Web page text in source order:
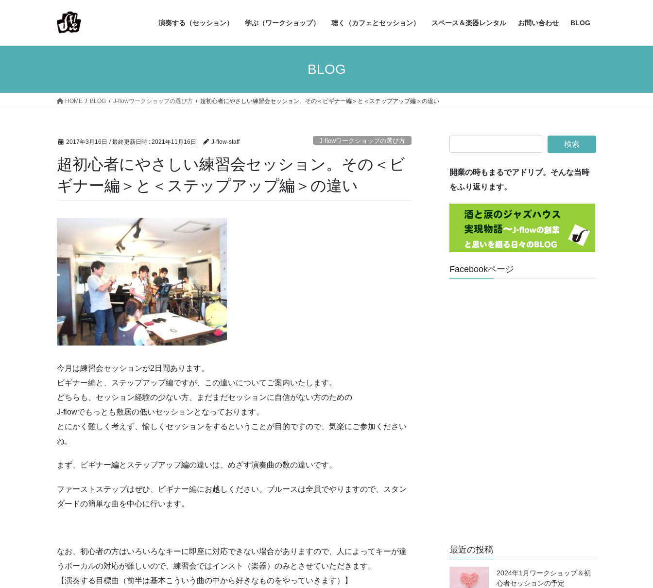
演奏する（セッション） 学ぶ（ワークショップ） 聴く（カフェとセッション） スペース＆楽器レンタル お問い合わせ BLOG
BLOG
HOME BLOG J-flowワークショップの選び方 超初心者にやさしい練習会セッション。その＜ビギナー編＞と＜ステップアップ編＞の違い
2017年3月16日 / 最終更新日時 : 2021年11月16日 J-flow-staff J-flowワークショップの選び方
超初心者にやさしい練習会セッション。その＜ビ
ギナー編＞と＜ステップアップ編＞の違い
今月は練習会セッションが2日間あります。
ビギナー編と、ステップアップ編ですが、この違いについてご案内いたします。
どちらも、セッション経験の少ない方、まだまだセッションに自信がない方のための
J-flowでもっとも敷居の低いセッションとなっております。
とにかく難しく考えず、愉しくセッションをするということが目的ですので、気楽にご参加ください
ね。
まず、ビギナー編とステップアップ編の違いは、めざす演奏曲の数の違いです。
ファーストステップはぜひ、ビギナー編にお越しください。ブルースは全員でやりますので、スタン
ダードの簡単な曲を中心に行います。
なお、初心者の方はいろいろなキーに即座に対応できない場合がありますので、人によってキーが違
うボーカルの対応が難しいので、練習会ではインスト（楽器）のみとさせていただきます。
【演奏する目標曲（前半は基本こういう曲の中から好きなものをやっていきます）】
開業の時もまるでアドリブ。そんな当時
をふり返ります。
Facebookページ
最近の投稿
2024年1月ワークショップ＆初
心者セッションの予定